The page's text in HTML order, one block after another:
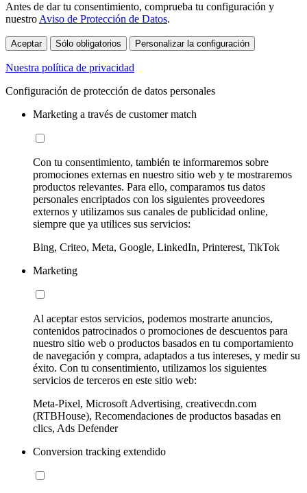
Antes de dar tu consentimiento, comprueba tu configuración y
nuestro Aviso de Protección de Datos.
Aceptar Sólo obligatorios Personalizar la configuración
Nuestra política de privacidad
Configuración de protección de datos personales
Marketing a través de customer match
Con tu consentimiento, también te informaremos sobre
promociones externas en nuestro sitio web y te mostraremos
productos relevantes. Para ello, comparamos tus datos
personales encriptados con los siguientes proveedores
externos y utilizamos sus canales de publicidad online,
siempre que ya utilices sus servicios:
Bing, Criteo, Meta, Google, LinkedIn, Printerest, TikTok
Marketing
Al aceptar estos servicios, podemos mostrarte anuncios,
contenidos patrocinados o promociones de descuentos para
nuestro sitio web o productos basados en tu comportamiento
de navegación y compra, adaptados a tus intereses, y medir su
éxito. Con tu consentimiento, utilizamos los siguientes
servicios de terceros en este sitio web:
Meta-Pixel, Microsoft Advertising, creativecdn.com
(RTBHouse), Recomendaciones de productos basadas en
clics, Ads Defender
Conversion tracking extendido